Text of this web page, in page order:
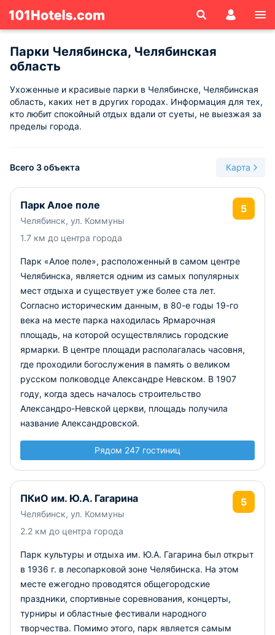
Парки Челябинска, Челябинская
область
Ухоженные и красивые парки в Челябинске, Челябинская
область, каких нет в других городах. Информация для тех,
кто любит спокойный отдых вдали от суеты, не выезжая за
пределы города.
Всего 3 объекта Карта
Парк Алое поле
Челябинск, ул. Коммуны
1.7 км до центра города
5
Парк «Алое поле», расположенный в самом центре
Челябинска, является одним из самых популярных
мест отдыха и существует уже более ста лет.
Согласно историческим данным, в 80-е годы 19-го
века на месте парка находилась Ярмарочная
площадь, на которой осуществлялись городские
ярмарки. В центре площади располагалась часовня,
где проходили богослужения в память о великом
русском полководце Александре Невском. В 1907
году, когда здесь началось строительство
Александро-Невской церкви, площадь получила
название Александровской.
Рядом 247 гостиниц
ПКиО им. Ю.А. Гагарина
Челябинск, ул. Коммуны
2.2 км до центра города
5
Парк культуры и отдыха им. Ю.А. Гагарина был открыт
в 1936 г. в лесопарковой зоне Челябинска. На этом
месте ежегодно проводятся общегородские
праздники, спортивные соревнования, концерты,
турниры и областные фестивали народного
творчества. Помимо этого, парк является самым